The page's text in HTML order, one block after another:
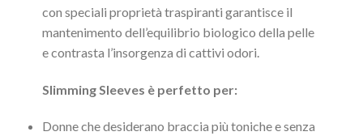
con speciali proprietà traspiranti garantisce il
mantenimento dell’equilibrio biologico della pelle
e contrasta l’insorgenza di cattivi odori.
Slimming Sleeves è perfetto per:
Donne che desiderano braccia più toniche e senza